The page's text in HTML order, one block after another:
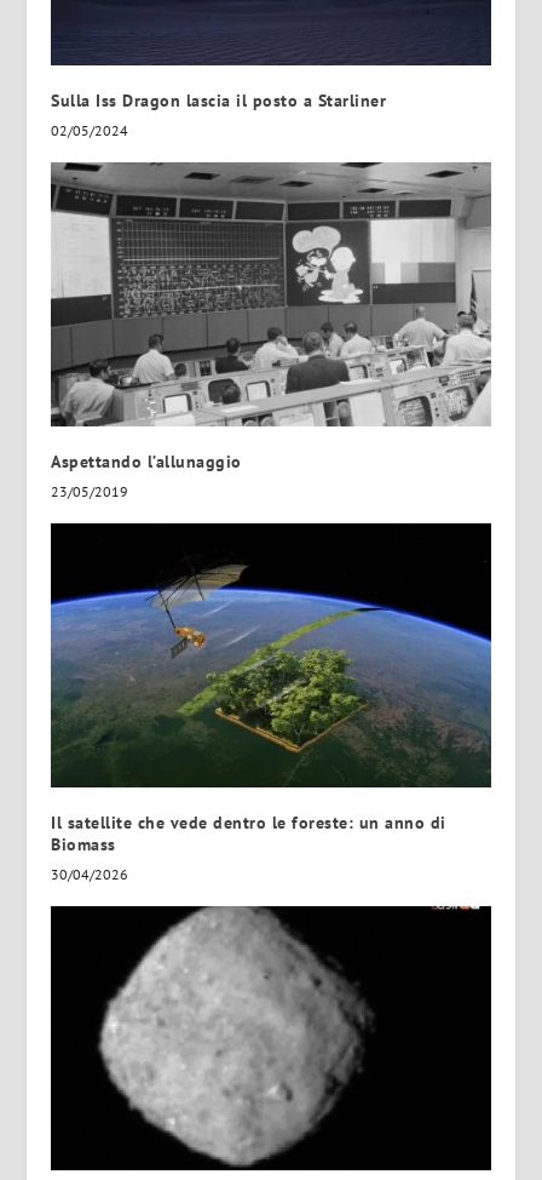
Sulla Iss Dragon lascia il posto a Starliner
02/05/2024
Aspettando l’allunaggio
23/05/2019
Il satellite che vede dentro le foreste: un anno di
Biomass
30/04/2026